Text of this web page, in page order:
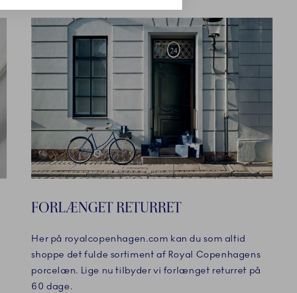
FORLÆNGET RETURRET
Her på royalcopenhagen.com kan du som altid
shoppe det fulde sortiment af Royal Copenhagens
porcelæn. Lige nu tilbyder vi forlænget returret på
60 dage.